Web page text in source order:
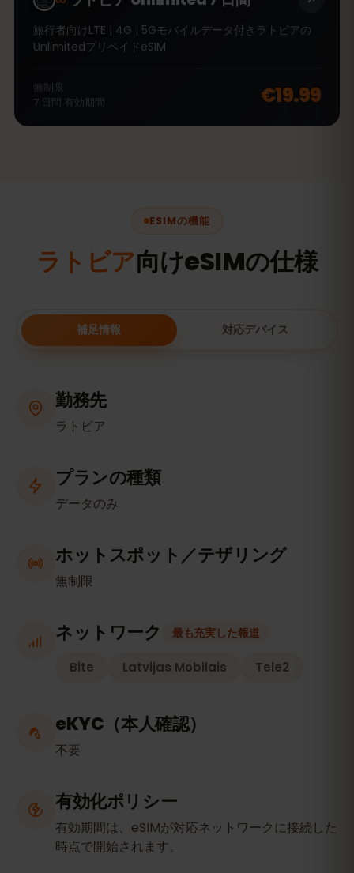
旅行者向けLTE | 4G | 5Gモバイルデータ付きラトビアの
UnlimitedプリペイドeSIM
無制限
7 日間 有効期間 €19.99
ESIMの機能
ラトビア向けeSIMの仕様
補足情報 対応デバイス
勤務先
ラトビア
プランの種類
データのみ
ホットスポット／テザリング
無制限
ネットワーク 最も充実した報道
Bite Latvijas Mobilais Tele2
eKYC（本人確認）
不要
有効化ポリシー
有効期間は、eSIMが対応ネットワークに接続した
時点で開始されます。